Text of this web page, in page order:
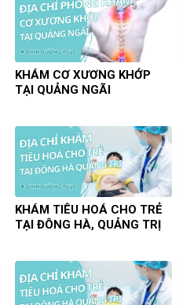
KHÁM CƠ XƯƠNG KHỚP
TẠI QUẢNG NGÃI
KHÁM TIÊU HOÁ CHO TRẺ
TẠI ĐÔNG HÀ, QUẢNG TRỊ